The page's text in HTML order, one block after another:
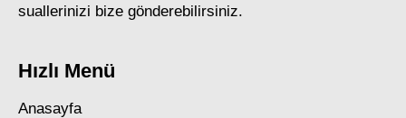
suallerinizi bize gönderebilirsiniz.
Hızlı Menü
Anasayfa